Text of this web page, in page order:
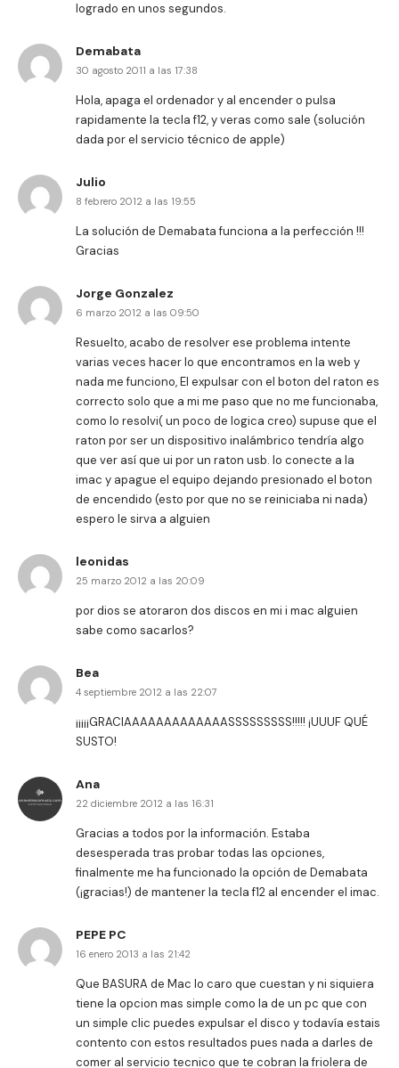
logrado en unos segundos.
Demabata
30 agosto 2011 a las 17:38
Hola, apaga el ordenador y al encender o pulsa
rapidamente la tecla f12, y veras como sale (solución
dada por el servicio técnico de apple)
Julio
8 febrero 2012 a las 19:55
La solución de Demabata funciona a la perfección !!!
Gracias
Jorge Gonzalez
6 marzo 2012 a las 09:50
Resuelto, acabo de resolver ese problema intente
varias veces hacer lo que encontramos en la web y
nada me funciono, El expulsar con el boton del raton es
correcto solo que a mi me paso que no me funcionaba,
como lo resolvi( un poco de logica creo) supuse que el
raton por ser un dispositivo inalámbrico tendría algo
que ver así que ui por un raton usb. lo conecte a la
imac y apague el equipo dejando presionado el boton
de encendido (esto por que no se reiniciaba ni nada)
espero le sirva a alguien
leonidas
25 marzo 2012 a las 20:09
por dios se atoraron dos discos en mi i mac alguien
sabe como sacarlos?
Bea
4 septiembre 2012 a las 22:07
¡¡¡¡¡GRACIAAAAAAAAAAAAASSSSSSSSS!!!!! ¡UUUF QUÉ
SUSTO!
Ana
22 diciembre 2012 a las 16:31
Gracias a todos por la información. Estaba
desesperada tras probar todas las opciones,
finalmente me ha funcionado la opción de Demabata
(¡gracias!) de mantener la tecla f12 al encender el imac.
PEPE PC
16 enero 2013 a las 21:42
Que BASURA de Mac lo caro que cuestan y ni siquiera
tiene la opcion mas simple como la de un pc que con
un simple clic puedes expulsar el disco y todavía estais
contento con estos resultados pues nada a darles de
comer al servicio tecnico que te cobran la friolera de